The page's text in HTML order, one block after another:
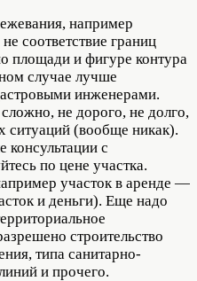
например
соответствие границ
площади и фигуре контура
случае лучше
инженерами.
не дорого, не долго,
ситуаций (вообще никак).
консультации с
по цене участка.
участок в аренде —
и деньги). Еще надо
строительство
типа санитарно-
и прочего.